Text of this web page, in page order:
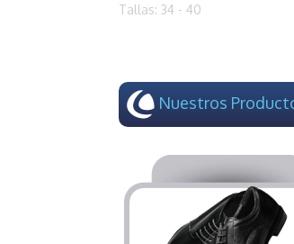
Tallas: 34 - 40
Nuestros